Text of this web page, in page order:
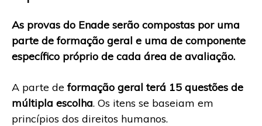
As provas do Enade serão compostas por uma
parte de formação geral e uma de componente
específico próprio de cada área de avaliação.
A parte deformação geral terá 15 questões de
múltipla escolha. Os itens se baseiam em
princípios dos direitos humanos.